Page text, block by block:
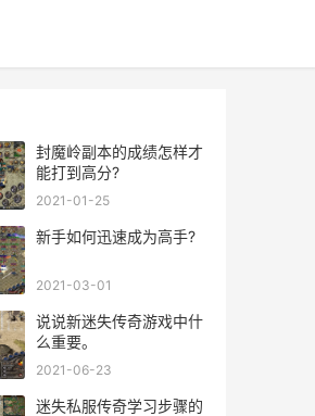
封魔岭副本的成绩怎样才
能打到高分?
2021-01-25
新手如何迅速成为高手?
2021-03-01
说说新迷失传奇游戏中什
么重要。
2021-06-23
迷失私服传奇学习步骤的